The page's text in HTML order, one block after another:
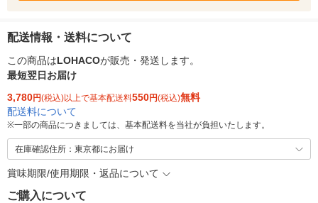
配送情報・送料について
この商品はLOHACOが販売・発送します。
最短翌日お届け
3,780円(税込)以上で基本配送料550円(税込)無料
配送料について
※一部の商品につきましては、基本配送料を当社が負担いたします。
在庫確認住所：東京都にお届け
賞味期限/使用期限・返品について
ご購入について